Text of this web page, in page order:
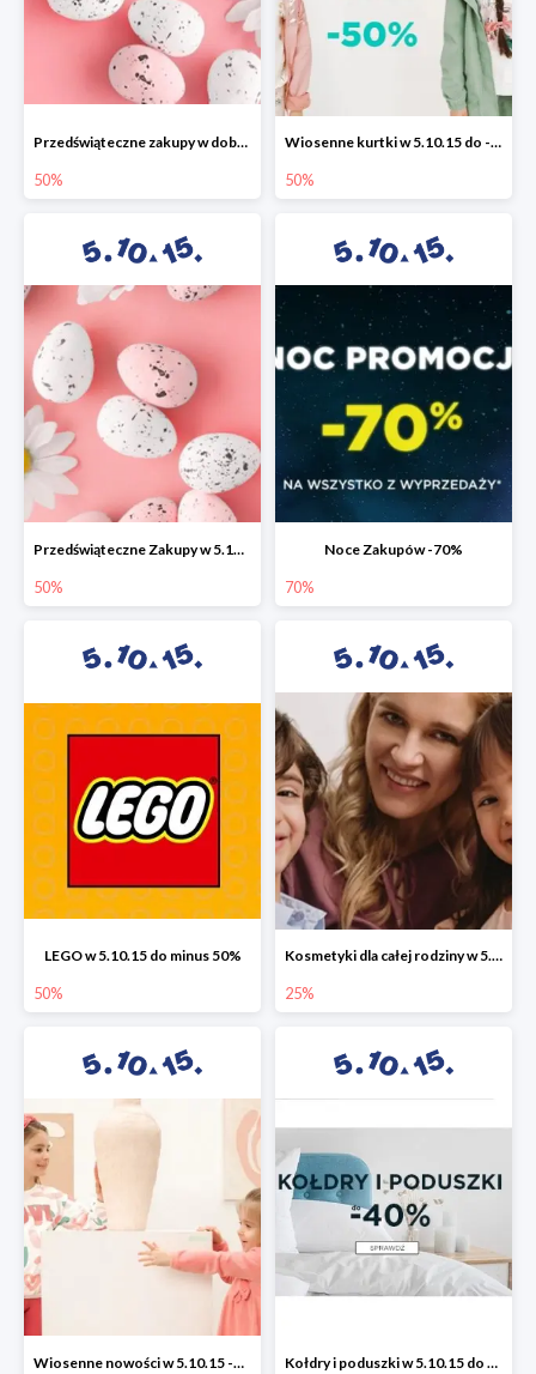
Przedświąteczne zakupy w dobrym stylu -50%
50%
Wiosenne kurtki w 5.10.15 do -50%
50%
Przedświąteczne Zakupy w 5.10.15 do -50%
50%
Noce Zakupów -70%
70%
LEGO w 5.10.15 do minus 50%
50%
Kosmetyki dla całej rodziny w 5.10.15 do -25%
25%
Wiosenne nowości w 5.10.15 -50% Kołdry i poduszki w 5.10.15 do -40%